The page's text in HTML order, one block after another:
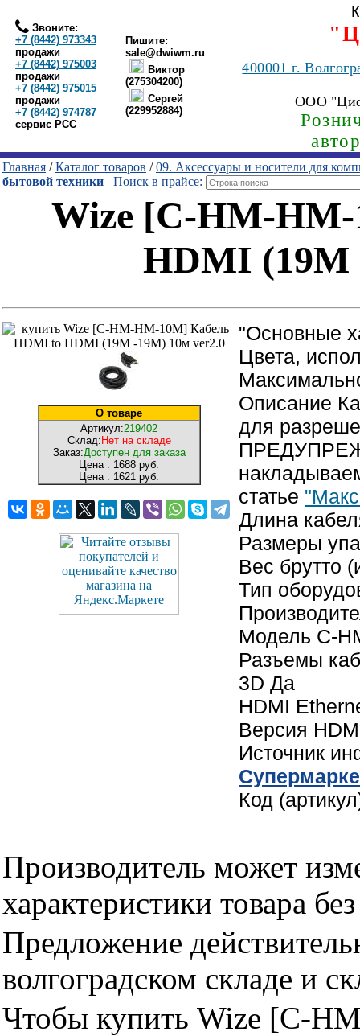
Звоните:
+7 (8442) 973343
продажи
+7 (8442) 975003
продажи
+7 (8442) 975015
продажи
+7 (8442) 974787
сервис РСС
Пишите:
sale@dwiwm.ru
Виктор
(275304200)
Сергей
(229952884)
400001г.
ООО
Главная /Каталог товаров /09. Аксессуары и носители для
бытовой техники
Поиск в прайсе:
Wize [C-HM-
HDMI (19M
О товаре
Артикул:219402
Склад: Нет на складе
Заказ:Доступен для заказа
Цена : 1688 руб.
Цена : 1621 руб.
"Основные
Цвета,
Описание
для
статье
Длина
Размеры
Вес брутто
Тип
Модель C-
Разъемы
3D Да
HDMI
Версия
Источник
Код
Производитель может
характеристики товара
Предложение
волгоградском складе и
Чтобы купить Wize [C-